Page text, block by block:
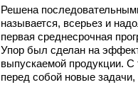
Решена
называется, всерьез и
первая среднесрочная
Упор был сделан на
выпускаемой продукции.
перед собой новые